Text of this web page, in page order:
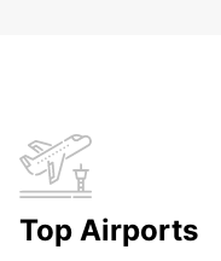
Top Airports